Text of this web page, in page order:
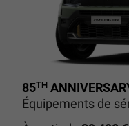
85TH
Équipements de